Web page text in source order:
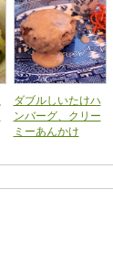
ダブルしいたけハ
ンバーグ、クリー
ミーあんかけ